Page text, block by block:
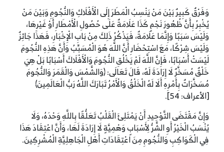
وَفَرْقٌ كَبِيرٌ بَيْنَ مَنْ يَنْسِبُ الْمَطَرَ إِلَى الْأَفْلَاكِ وَالنُّجُومِ وَبَيْنَ مَنْ
يُخْبِرُ بِأَنَّ ظُهُورَ نَجْمٍ كَذَا عَلَامَةٌ عَلَى حُصُولِ الْأَمْطَارِ أَوْ غَيْرِهَا،
وَلَيْسَ سَبَبًا وَإِنَّمَا عَلَامَةٌ، فَيَذْكُرُ ذَلِكَ مِنْ بَابِ الْإِخْبَارِ، فَهَذَا جَائِزٌ
وَلَيْسَ شِرْكًا، مَعَ اسْتِحْضَارِ أَنَّ اللَّهَ هُوَ الْمُسَبِّبُ وَأَنَّ هَذِهِ النُّجُومَ
لَيْسَتْ أَسْبَابًا، فَإِنَّ اللَّهَ لَمْ يَخْلُقِ النُّجُومَ وَالْأَفْلَاكَ أَسْبَابًا بَلْ هِيَ
خَلْقٌ مُسَخَّرٌ لَا إِرَادَةَ لَهُ، قَالَ تَعَالَى: ﴿وَالشَّمْسَ وَالْقَمَرَ وَالنُّجُومَ
مُسَخَّرَاتٌ بِأَمْرِهِ أَلَا لَهُ الْخَلْقُ وَالْأَمْرُ تَبَارَكَ اللَّهُ رَبُّ الْعَالَمِينَ﴾
[الأعراف: 54].
وَإِنَّ مَقْتَضَى التَّوْحِيدِ أَنْ يَمْتَلِئَ الْقَلْبُ تَعَلُّقًا بِاللَّهِ وَحْدَهُ، وَلَا
يُنْسَبُ الْخَيْرُ أَوِ الشَّرُّ لِأَسْبَابٍ وَهْمِيَّةٍ لَا إِرَادَةَ لَهَا، وَأَنَّ اعْتِقَادَ هَذَا
فِي الْكَوَاكِبِ وَالنُّجُومِ مِنَ اعْتِقَادَاتِ أَهْلِ الْجَاهِلِيَّةِ الْمُشْرِكِينَ.